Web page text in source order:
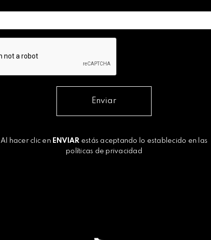
Enviar
Al hacer clic en ENVIAR estás aceptando lo establecido en las
políticas de privacidad